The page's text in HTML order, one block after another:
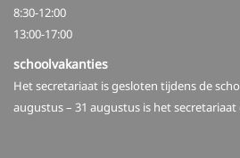
8:30-12:00
13:00-17:00
schoolvakanties
Het secretariaat is gesloten tijdens de
augustus – 31 augustus is het